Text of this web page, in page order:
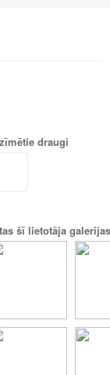
draugi
šī lietotāja galerijas